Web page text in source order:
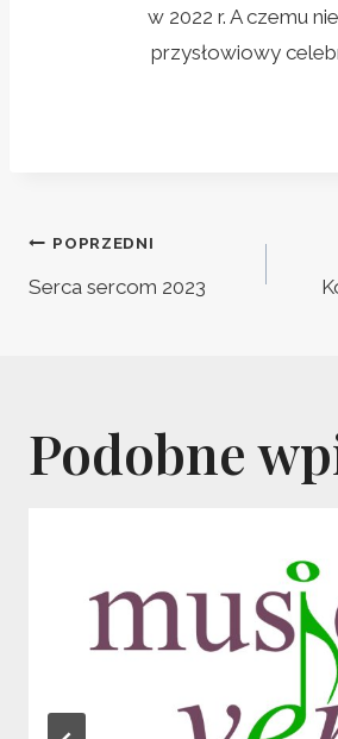
w 2022 r. A czemu
przysłowiowy
Nawigacja
wpisu
POPRZEDNI
Serca sercom 2023
Podobne